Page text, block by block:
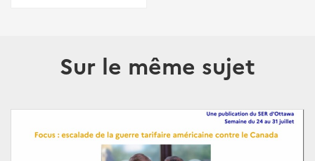
Sur le même sujet